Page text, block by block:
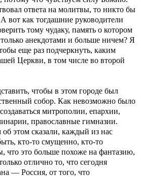
ответа на молитвы, то никто бы
вот как тогдашние руководители
тому чудаку, память о котором
анекдотами и больше ничем? Я
еще раз подчеркнуть, каким
Церкви, в том числе во второй
чтобы в этом городе был
собор. Как невозможно было
митрополии, епархии,
православные гимназии.
этом сказали, каждый из нас
кто-то смущенно, кто-то
что это больше похоже на фантазию,
отлично то, что сегодня
— Россия, от того, что